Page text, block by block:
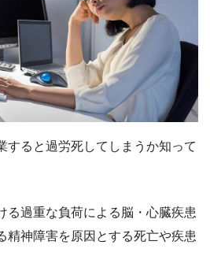
すると過労死してしまうか知って
る過重な負荷による脳・心臓疾患
精神障害を原因とする死亡や疾患